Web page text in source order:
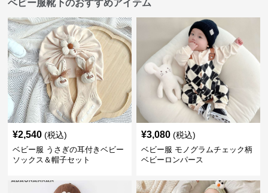
¥2,540 (税込)
ベビー服 うさぎの耳付きベビー
ソックス＆帽子セット
(税込)
ベビー服 モノグラムチェック柄
ベビーロンパース